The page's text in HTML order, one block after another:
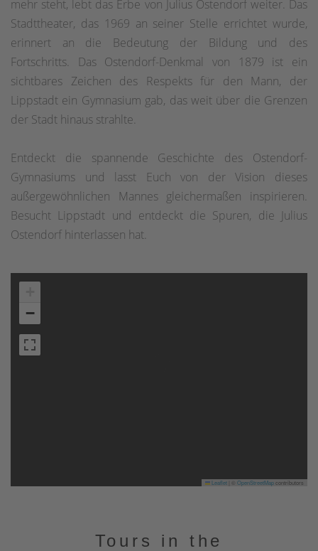
mehr steht, lebt das Erbe von Julius Ostendorf weiter. Das
Stadttheater, das 1969 an seiner Stelle errichtet wurde,
erinnert an die Bedeutung der Bildung und des
Fortschritts. Das Ostendorf-Denkmal von 1879 ist ein
sichtbares Zeichen des Respekts für den Mann, der
Lippstadt ein Gymnasium gab, das weit über die Grenzen
der Stadt hinaus strahlte.
Entdeckt die spannende Geschichte des Ostendorf-
Gymnasiums und lasst Euch von der Vision dieses
außergewöhnlichen Mannes gleichermaßen inspirieren.
Besucht Lippstadt und entdeckt die Spuren, die Julius
Ostendorf hinterlassen hat.
−
Leaflet OpenStreetMapcontributors
Tours in the